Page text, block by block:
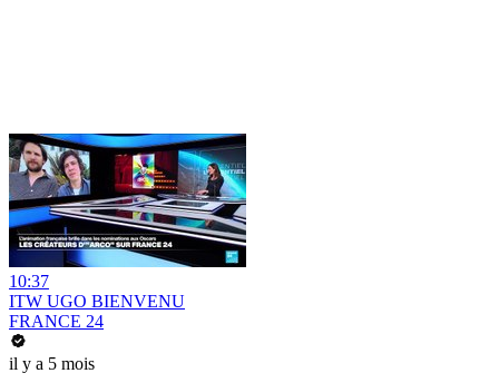
10:37
ITW UGO BIENVENU
FRANCE 24
il y a 5 mois